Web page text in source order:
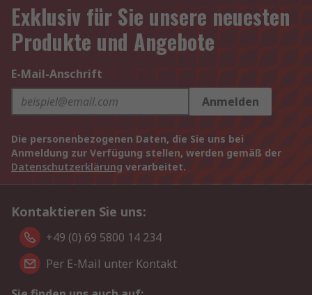
Exklusiv für Sie unsere neuesten
Produkte und Angebote
E-Mail-Anschrift
Anmelden
Die personenbezogenen Daten, die Sie uns bei
Anmeldung zur Verfügung stellen, werden gemäß der
Datenschutzerklärung verarbeitet.
Kontaktieren Sie uns:
+49 (0) 69 5800 14 234
Per E-Mail unter Kontakt